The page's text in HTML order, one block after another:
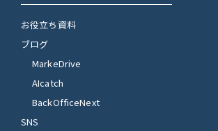
お役立ち資料
ブログ
MarkeDrive
AIcatch
BackOfficeNext
SNS